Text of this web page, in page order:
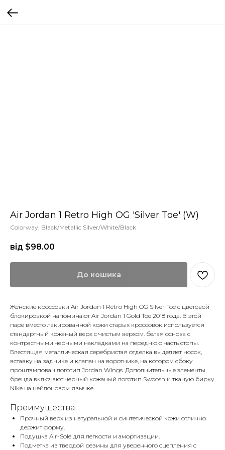
Air Jordan 1 Retro High OG 'Silver Toe' (W)
Colorway: Black/Metallic Silver/White/Black
від $98.00
До кошика
Женские кроссовки Air Jordan 1 Retro High OG Silver Toe с цветовой
блокировкой напоминают Air Jordan 1 Gold Toe 2018 года. В этой
паре вместо лакированной кожи старых кроссовок используется
стандартный кожаный верх с чистым верхом. белая основа с
контрастными черными накладками на переднюю часть стопы.
Блестящая металлическая серебристая отделка выделяет носок,
вставку на заднике и клапан на воротнике, на котором сбоку
проштампован логотип Jordan Wings. Дополнительные элементы
бренда включают черный кожаный логотип Swoosh и тканую бирку
Nike на нейлоновом язычке.
Преимущества
Прочный верх из натуральной и синтетической кожи отлично
держит форму.
Подушка Air-Sole для легкости и амортизации.
Подметка из твердой резины для уверенного сцепления с